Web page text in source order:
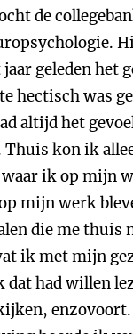
de
geleden het
hectisch was
altijd het
Thuis kon ik
waar ik op mijn
mijn werk
die me thuis
ik met mijn
dat had willen
enzovoort.